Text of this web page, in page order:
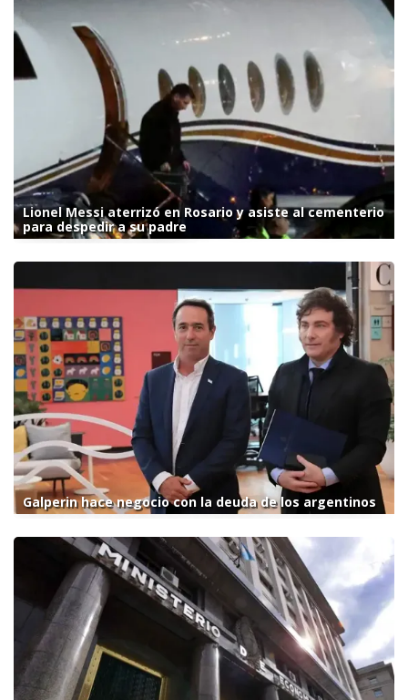
Lionel Messi aterrizó en Rosario y asiste al cementerio
para despedir a su padre
Galperin hace negocio con la deuda de los argentinos